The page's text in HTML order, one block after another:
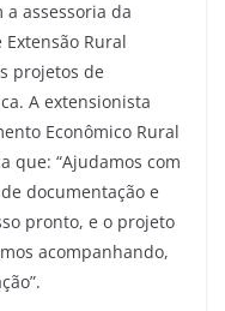
assessoria da
Rural
projetos de
A extensionista
Econômico Rural
que: “Ajudamos com
documentação e
pronto, e o projeto
acompanhando,